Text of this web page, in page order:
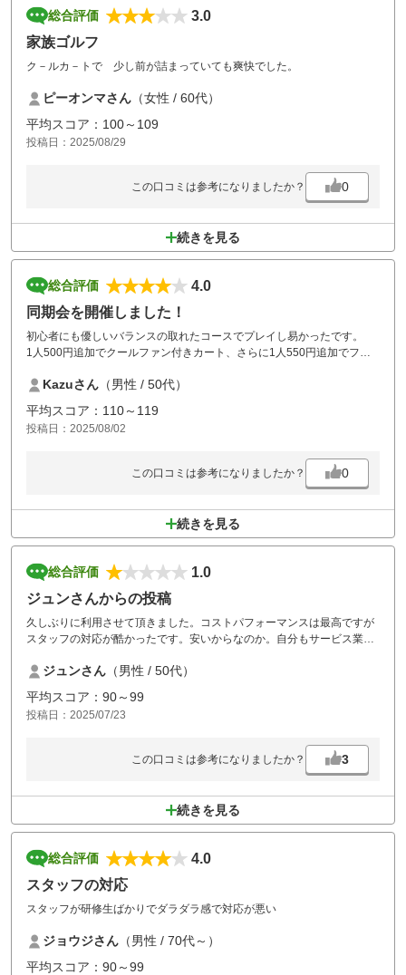
総合評価
3.0
家族ゴルフ
ク－ルカ－トで 少し前が詰まっていても爽快でした。
ピーオンマさん （女性 / 60代）
平均スコア：100～109
投稿日：2025/08/29
この口コミは参考になりましたか？ 0
続きを見る
総合評価
4.0
同期会を開催しました！
初心者にも優しいバランスの取れたコースでプレイし易かったです。
1人500円追加でクールファン付きカート、さらに1人550円追加でフェ
た。Kazuさん （男性 / 50代）
平均スコア：110～119
投稿日：2025/08/02
この口コミは参考になりましたか？ 0
続きを見る
総合評価
1.0
ジュンさんからの投稿
久しぶりに利用させて頂きました。コストパフォーマンスは最高ですが
スタッフの対応が酷かったです。安いからなのか。自分もサービス業で
ジュンさん （男性 / 50代）
平均スコア：90～99
投稿日：2025/07/23
この口コミは参考になりましたか？ 3
続きを見る
総合評価
4.0
スタッフの対応
スタッフが研修生ばかりでダラダラ感で対応が悪い
ジョウジさん （男性 / 70代～）
平均スコア：90～99